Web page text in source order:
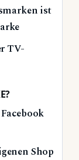
ist
TV-
Shop